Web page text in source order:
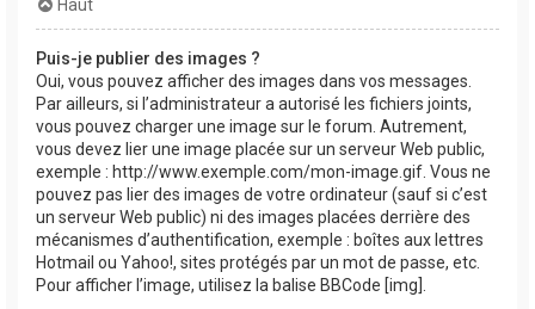
Haut
Puis-je publier des images ?
Oui, vous pouvez afficher des images dans vos messages.
Par ailleurs, si l’administrateur a autorisé les fichiers joints,
vous pouvez charger une image sur le forum. Autrement,
vous devez lier une image placée sur un serveur Web public,
exemple : http://www.exemple.com/mon-image.gif. Vous ne
pouvez pas lier des images de votre ordinateur (sauf si c’est
un serveur Web public) ni des images placées derrière des
mécanismes d’authentification, exemple : boîtes aux lettres
Hotmail ou Yahoo!, sites protégés par un mot de passe, etc.
Pour afficher l’image, utilisez la balise BBCode [img].